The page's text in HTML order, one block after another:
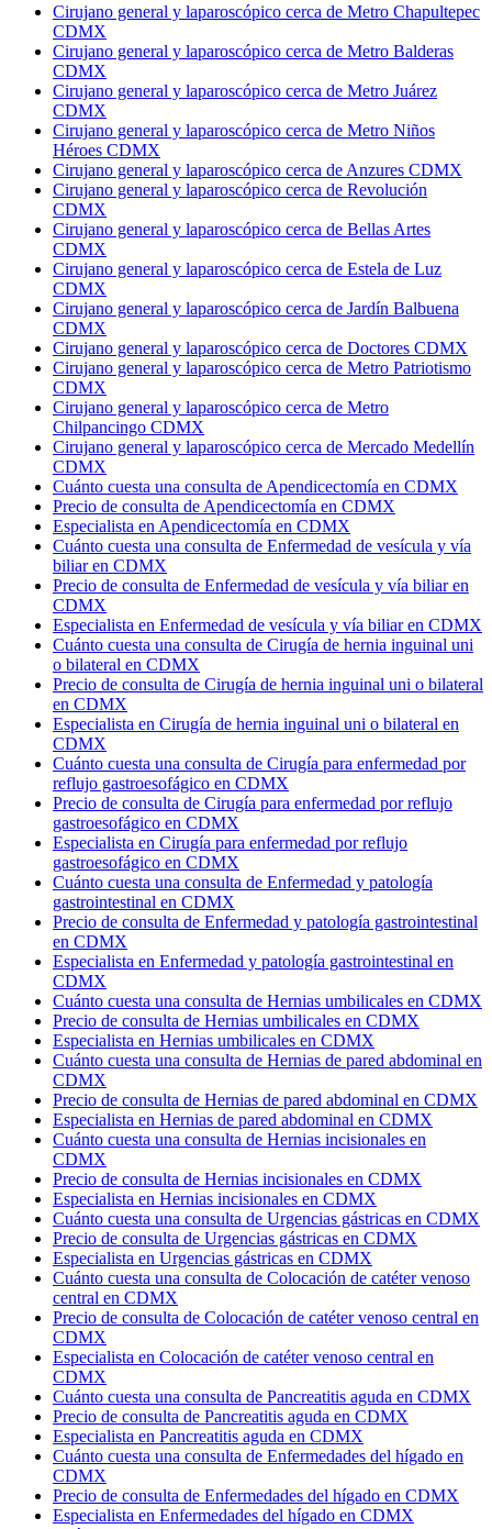
Cirujano general y laparoscópico cerca de Metro Chapultepec
CDMX
Cirujano general y laparoscópico cerca de Metro Balderas
CDMX
Cirujano general y laparoscópico cerca de Metro Juárez
CDMX
Cirujano general y laparoscópico cerca de Metro Niños
Héroes CDMX
Cirujano general y laparoscópico cerca de Anzures CDMX
Cirujano general y laparoscópico cerca de Revolución
CDMX
Cirujano general y laparoscópico cerca de Bellas Artes
CDMX
Cirujano general y laparoscópico cerca de Estela de Luz
CDMX
Cirujano general y laparoscópico cerca de Jardín Balbuena
CDMX
Cirujano general y laparoscópico cerca de Doctores CDMX
Cirujano general y laparoscópico cerca de Metro Patriotismo
CDMX
Cirujano general y laparoscópico cerca de Metro
Chilpancingo CDMX
Cirujano general y laparoscópico cerca de Mercado Medellín
CDMX
Cuánto cuesta una consulta de Apendicectomía en CDMX
Precio de consulta de Apendicectomía en CDMX
Especialista en Apendicectomía en CDMX
Cuánto cuesta una consulta de Enfermedad de vesícula y vía
biliar en CDMX
Precio de consulta de Enfermedad de vesícula y vía biliar en
CDMX
Especialista en Enfermedad de vesícula y vía biliar en CDMX
Cuánto cuesta una consulta de Cirugía de hernia inguinal uni
o bilateral en CDMX
Precio de consulta de Cirugía de hernia inguinal uni o bilateral
en CDMX
Especialista en Cirugía de hernia inguinal uni o bilateral en
CDMX
Cuánto cuesta una consulta de Cirugía para enfermedad por
reflujo gastroesofágico en CDMX
Precio de consulta de Cirugía para enfermedad por reflujo
gastroesofágico en CDMX
Especialista en Cirugía para enfermedad por reflujo
gastroesofágico en CDMX
Cuánto cuesta una consulta de Enfermedad y patología
gastrointestinal en CDMX
Precio de consulta de Enfermedad y patología gastrointestinal
en CDMX
Especialista en Enfermedad y patología gastrointestinal en
CDMX
Cuánto cuesta una consulta de Hernias umbilicales en CDMX
Precio de consulta de Hernias umbilicales en CDMX
Especialista en Hernias umbilicales en CDMX
Cuánto cuesta una consulta de Hernias de pared abdominal en
CDMX
Precio de consulta de Hernias de pared abdominal en CDMX
Especialista en Hernias de pared abdominal en CDMX
Cuánto cuesta una consulta de Hernias incisionales en
CDMX
Precio de consulta de Hernias incisionales en CDMX
Especialista en Hernias incisionales en CDMX
Cuánto cuesta una consulta de Urgencias gástricas en CDMX
Precio de consulta de Urgencias gástricas en CDMX
Especialista en Urgencias gástricas en CDMX
Cuánto cuesta una consulta de Colocación de catéter venoso
central en CDMX
Precio de consulta de Colocación de catéter venoso central en
CDMX
Especialista en Colocación de catéter venoso central en
CDMX
Cuánto cuesta una consulta de Pancreatitis aguda en CDMX
Precio de consulta de Pancreatitis aguda en CDMX
Especialista en Pancreatitis aguda en CDMX
Cuánto cuesta una consulta de Enfermedades del hígado en
CDMX
Precio de consulta de Enfermedades del hígado en CDMX
Especialista en Enfermedades del hígado en CDMX